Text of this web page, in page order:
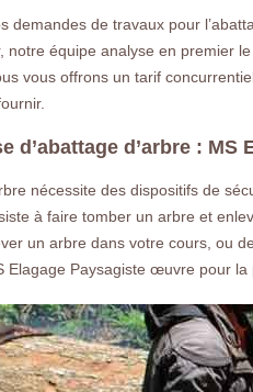
demandes de travaux pour
notre équipe analyse en premier
vous offrons un tarif
d’abattage d’arbre :
nécessite des dispositifs de
à faire tomber un arbre et
un arbre dans votre cours, ou
Elagage Paysagiste œuvre pour